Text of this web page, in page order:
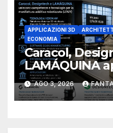
APPLICAZIONI 3D
ECONOMIA
Caracol,
LAMÁQUINA
un hub
stampa 3D
grande
AGO 3, 2026